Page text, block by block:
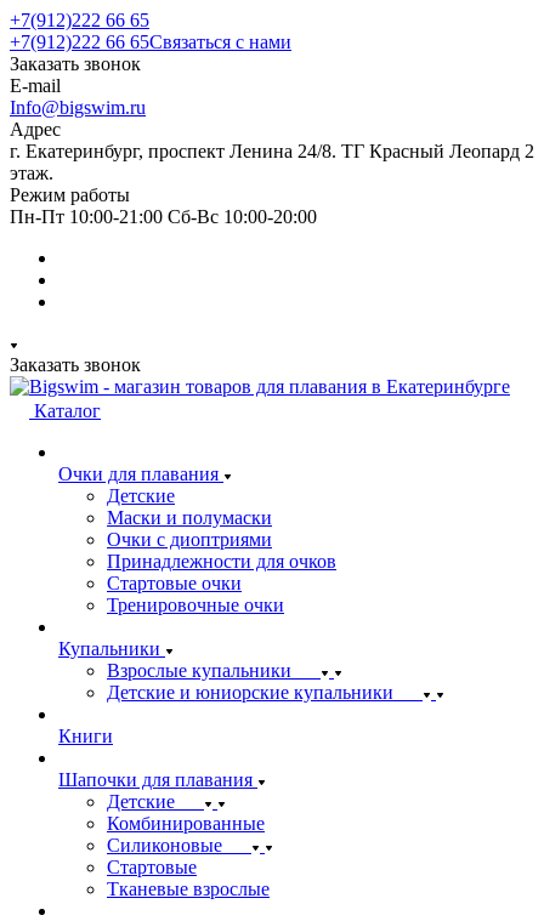
+7(912)222 66 65
+7(912)222 66 65Связаться с нами
Заказать звонок
E-mail
Info@bigswim.ru
Адрес
г. Екатеринбург, проспект Ленина 24/8. ТГ Красный Леопард 2
этаж.
Режим работы
Пн-Пт 10:00-21:00 Сб-Вс 10:00-20:00
Заказать звонок
Каталог
Очки для плавания
Детские
Маски и полумаски
Очки с диоптриями
Принадлежности для очков
Стартовые очки
Тренировочные очки
Купальники
Взрослые купальники
Детские и юниорские купальники
Книги
Шапочки для плавания
Детские
Комбинированные
Силиконовые
Стартовые
Тканевые взрослые